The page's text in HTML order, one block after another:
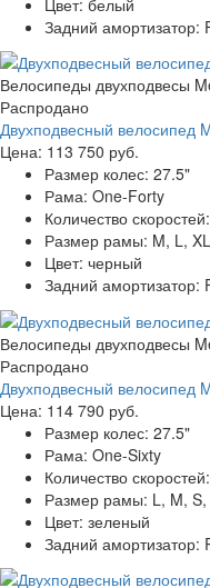
Задний амортизатор:
Велосипеды двухподвесы
Распродано
Двухподвесный велосипед
Цена: 113 750 руб.
Размер колес: 27.5"
Рама: One-Forty
Количество скоростей:
Размер рамы: M, L,
Цвет: черный
Задний амортизатор:
Велосипеды двухподвесы
Распродано
Двухподвесный велосипед
Цена: 114 790 руб.
Размер колес: 27.5"
Рама: One-Sixty
Количество скоростей:
Размер рамы: L, M, S,
Цвет: зеленый
Задний амортизатор: